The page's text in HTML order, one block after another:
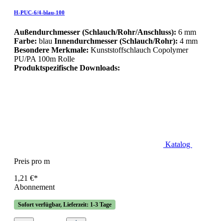
H-PUC-6/4-blau-100
Außendurchmesser (Schlauch/Rohr/Anschluss): 6 mm
Farbe: blau Innendurchmesser (Schlauch/Rohr): 4 mm
Besondere Merkmale: Kunststoffschlauch Copolymer
PU/PA 100m Rolle
Produktspezifische Downloads:
Katalog
Preis pro m
1,21 €*
Abonnement
Sofort verfügbar, Lieferzeit: 1-3 Tage